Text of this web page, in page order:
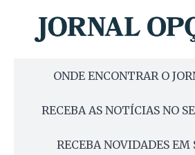
ONDE ENCONTRAR O
RECEBA AS NOTÍCIAS NO
RECEBA NOVIDADES EM